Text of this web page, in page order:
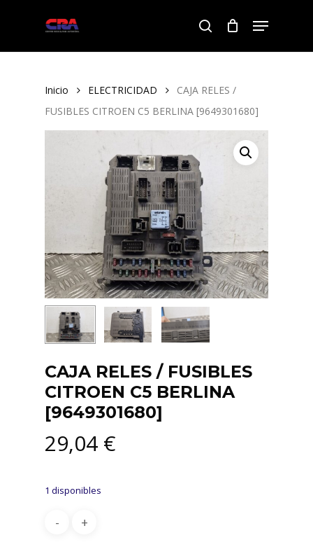
search
Menu
Inicio ELECTRICIDAD
CAJA RELES /
FUSIBLES CITROEN C5 BERLINA [9649301680]
CAJA RELES / FUSIBLES
CITROEN C5 BERLINA
[9649301680]
29,04 €
1 disponibles